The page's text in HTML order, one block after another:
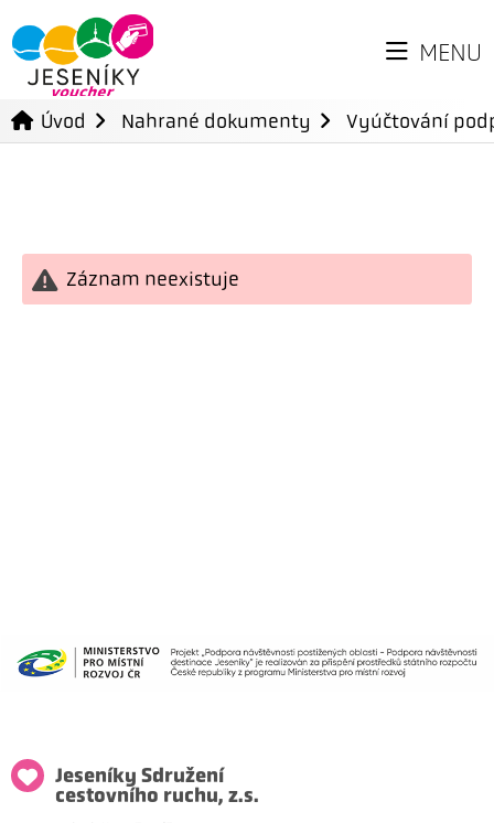
MENU
Úvod Nahrané dokumenty Vyúčtování
Záznam neexistuje
Jeseníky Sdružení
cestovního ruchu, z.s.